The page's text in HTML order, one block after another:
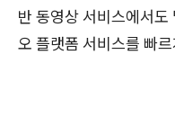
반 동영상 서비스에서
오 플랫폼 서비스를 빠